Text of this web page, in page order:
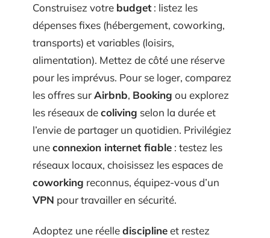
Construisez votre budget: listez les
dépenses fixes (hébergement, coworking,
transports) et variables (loisirs,
alimentation). Mettez de côté une réserve
pour les imprévus. Pour se loger, comparez
les offres surAirbnb, Booking ou explorez
les réseaux decoliving selon la durée et
l’envie de partager un quotidien. Privilégiez
uneconnexion internet fiable : testez les
réseaux locaux, choisissez les espaces de
coworking reconnus, équipez-vous d’un
VPN pour travailler en sécurité.
Adoptez une réelledisciplineet restez